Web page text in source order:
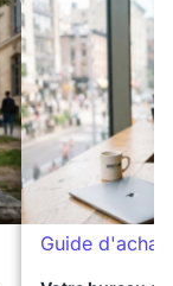
Guide d'achat